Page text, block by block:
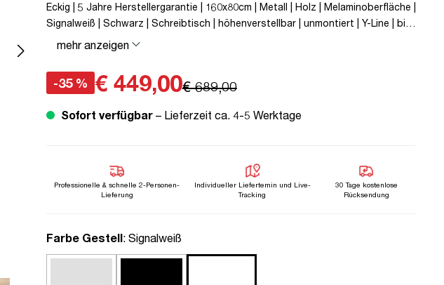
Eckig | 5 Jahre Herstellergarantie | 160x80cm | Metall | Holz | Melaminoberfläche |
Signalweiß | Schwarz | Schreibtisch | höhenverstellbar | unmontiert | Y-Line | bis
zu 80 kg | Steckertyp C | Schwarz | TÜV© mobiles Arbeiten | Kollisions-Schutz |
Elektrisch höhenverstellbar | Kindersicherung
mehr anzeigen
-35 % € 449,00€ 689,00
Sofort verfügbar– Lieferzeit ca. 4-5 Werktage
Professionelle & schnelle 2-Personen-
Lieferung
Individueller Liefertemin und Live-
Tracking
30 Tage kostenlose
Rücksendung
Farbe Gestellauswählen
: Signalweiß